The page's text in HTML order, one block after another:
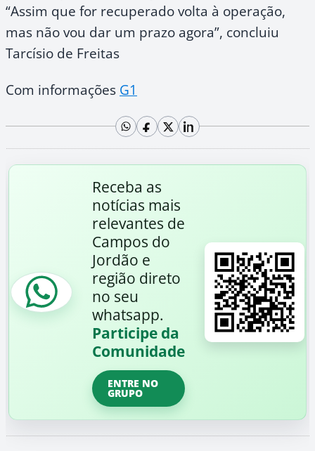
“Assim que for recuperado volta à operação,
mas não vou dar um prazo agora”, concluiu
Tarcísio de Freitas
Com informações G1
Receba as
notícias mais
relevantes de
Campos do
Jordão e
região direto
no seu
whatsapp.
Participe da
Comunidade
ENTRE NO
GRUPO